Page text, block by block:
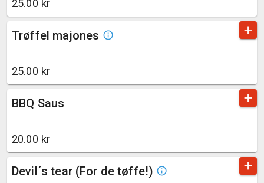
25.00 kr
Trøffel majones info_outline
25.00 kr
add
BBQ Saus
20.00 kr
add
Devil´s tear (For de tøffe!) info_outline add